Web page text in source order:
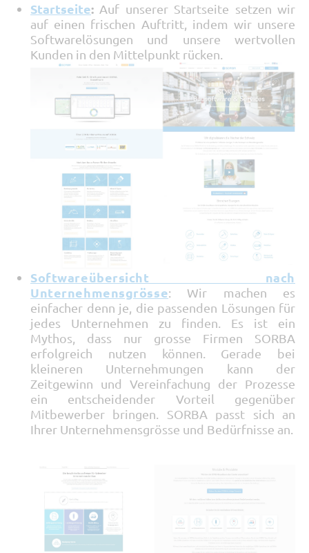
Startseite: Auf unserer Startseite setzen wir
auf einen frischen Auftritt, indem wir unsere
Softwarelösungen und unsere wertvollen
Kunden in den Mittelpunkt rücken.
Softwareübersicht nach
Unternehmensgrösse: Wir machen es
einfacher denn je, die passenden Lösungen für
jedes Unternehmen zu finden. Es ist ein
Mythos, dass nur grosse Firmen SORBA
erfolgreich nutzen können. Gerade bei
kleineren Unternehmungen kann der
Zeitgewinn und Vereinfachung der Prozesse
ein entscheidender Vorteil gegenüber
Mitbewerber bringen. SORBA passt sich an
Ihrer Unternehmensgrösse und Bedürfnisse an.